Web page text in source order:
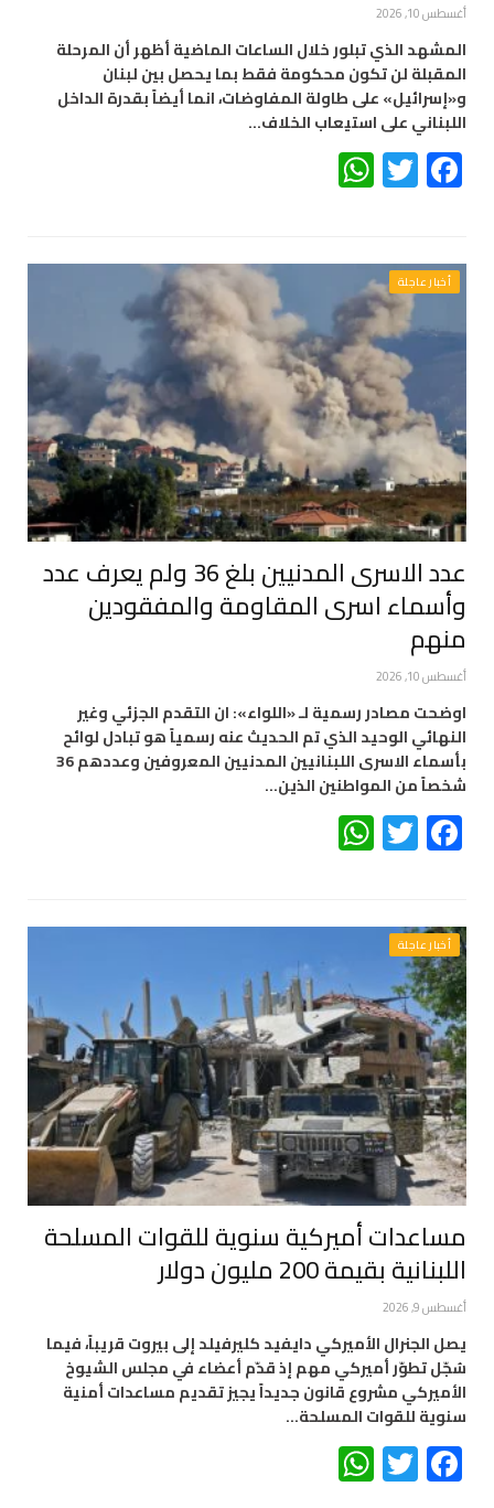
أغسطس 10, 2026
المشهد الذي تبلور خلال الساعات الماضية أظهر أن المرحلة
المقبلة لن تكون محكومة فقط بما يحصل بين لبنان
و«إسرائيل» على طاولة المفاوضات، انما أيضاً بقدرة الداخل
اللبناني على استيعاب الخلاف…
Facebook
Twitter
أخبار عاجلة
عدد الاسرى المدنيين بلغ 36 ولم يعرف عدد
وأسماء اسرى المقاومة والمفقودين
منهم
أغسطس 10, 2026
اوضحت مصادر رسمية لـ «اللواء»: ان التقدم الجزئي وغير
النهائي الوحيد الذي تم الحديث عنه رسمياً هو تبادل لوائح
بأسماء الاسرى اللبنانيين المدنيين المعروفين وعددهم 36
شخصاً من المواطنين الذين…
Facebook
Twitter
أخبار عاجلة
مساعدات أميركية سنوية للقوات المسلحة
اللبنانية بقيمة 200 مليون دولار
أغسطس 9, 2026
يصل الجنرال الأميركي دايفيد كليرفيلد إلى بيروت قريباً، فيما
سُجّل تطوّر أميركي مهم إذ قدّم أعضاء في مجلس الشيوخ
الأميركي مشروع قانون جديداً يجيز تقديم مساعدات أمنية
سنوية للقوات المسلحة…
Facebook
Twitter